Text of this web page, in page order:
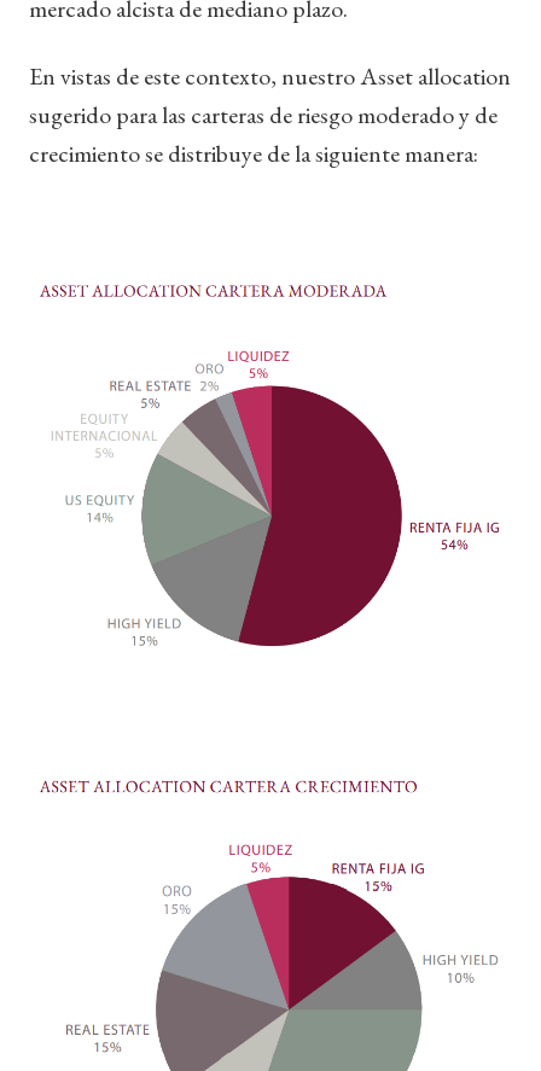
mercado alcista de mediano plazo.
En vistas de este contexto, nuestro Asset allocation
sugerido para las carteras de riesgo moderado y de
crecimiento se distribuye de la siguiente manera: